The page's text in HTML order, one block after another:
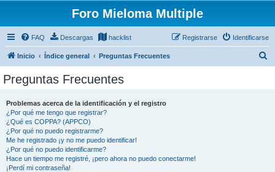
Foro Mieloma Multiple
FAQ Descargas hacklist Identificarse
Registrarse
Inicio Índice general Preguntas Frecuentes
Preguntas Frecuentes
Problemas acerca de la identificación y el registro
¿Por qué me tengo que registrar?
¿Qué es COPPA? (APPCO)
¿Por qué no puedo registrarme?
Me he registrado ¡y no me puedo identificar!
¿Por qué no puedo identificarme?
Hace un tiempo me registré, ¡pero ahora no puedo conectarme!
¡Perdí mi contraseña!